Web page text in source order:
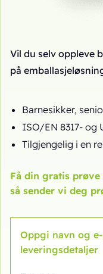
Vil du selv oppleve
på
Barnesikker,
ISO/EN 8317- og
Tilgjengelig i en
Få din gratis
så sender vi deg
Oppgi navn og
leveringsdetaljer